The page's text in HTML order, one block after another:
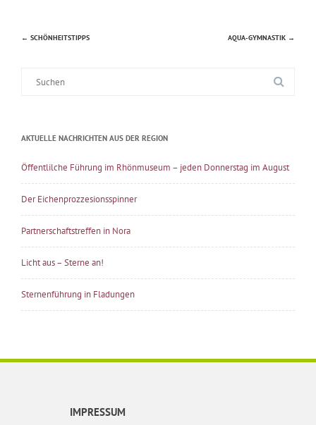
Beitragsnavigation
← SCHÖNHEITSTIPPS AQUA-GYMNASTIK →
AKTUELLE NACHRICHTEN AUS DER REGION
Öffentlilche Führung im Rhönmuseum – jeden Donnerstag im August
Der Eichenprozzesionsspinner
Partnerschaftstreffen in Nora
Licht aus – Sterne an!
Sternenführung in Fladungen
IMPRESSUM